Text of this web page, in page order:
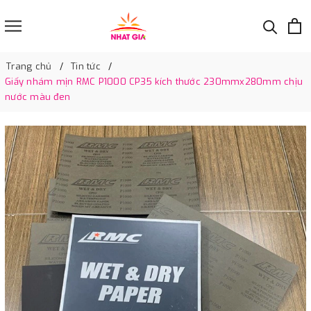
Trang chủ
Tin tức
Giấy nhám mịn RMC P1000 CP35 kích thước 230mmx280mm chịu
nước màu đen